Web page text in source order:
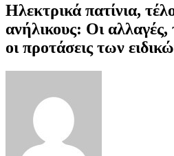
Ηλεκτρικά πατίνια,
ανήλικους: Οι αλλαγές,
οι προτάσεις των